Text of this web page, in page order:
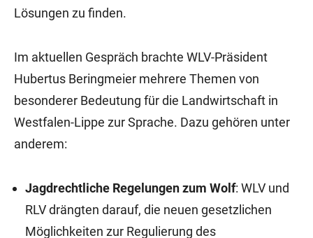
Lösungen zu finden.
Im aktuellen Gespräch brachte WLV-Präsident
Hubertus Beringmeier mehrere Themen von
besonderer Bedeutung für die Landwirtschaft in
Westfalen-Lippe zur Sprache. Dazu gehören unter
anderem:
Jagdrechtliche Regelungen zum Wolf: WLV und
RLV drängten darauf, die neuen gesetzlichen
Möglichkeiten zur Regulierung des